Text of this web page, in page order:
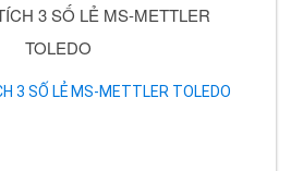
3 SỐ LẺ MS-METTLER
TOLEDO